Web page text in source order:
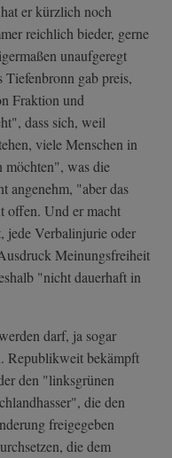
er kürzlich noch
reichlich bieder, gerne
unaufgeregt
Tiefenbronn gab preis,
Fraktion und
dass sich, weil
viele Menschen in
was die
angenehm, "aber das
offen. Und er macht
jede Verbalinjurie oder
Meinungsfreiheit
"nicht dauerhaft in
darf, ja sogar
Republikweit bekämpft
den "linksgrünen
die den
freigegeben
die dem